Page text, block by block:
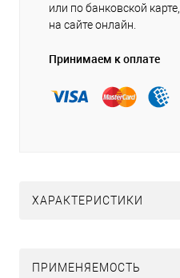
или по банковской
на сайте онлайн.
Принимаем к оплате
ХАРАКТЕРИСТИКИ
ПРИМЕНЯЕМОСТЬ